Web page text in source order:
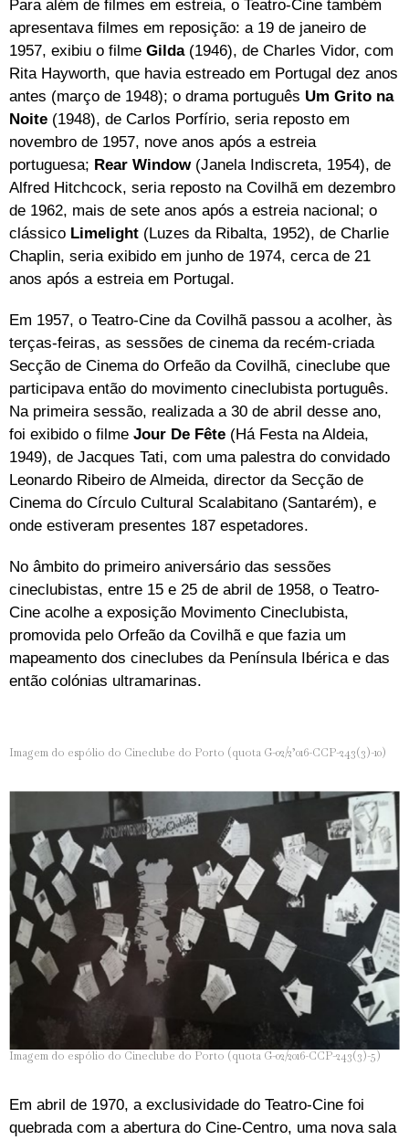
Para além de filmes em estreia, o Teatro-Cine também
apresentava filmes em reposição: a 19 de janeiro de
1957, exibiu o filme Gilda (1946), de Charles Vidor, com
Rita Hayworth, que havia estreado em Portugal dez anos
antes (março de 1948); o drama português Um Grito na
Noite (1948), de Carlos Porfírio, seria reposto em
novembro de 1957, nove anos após a estreia
portuguesa; Rear Window(Janela Indiscreta, 1954), de
Alfred Hitchcock, seria reposto na Covilhã em dezembro
de 1962, mais de sete anos após a estreia nacional; o
clássico Limelight (Luzes da Ribalta, 1952), de Charlie
Chaplin, seria exibido em junho de 1974, cerca de 21
anos após a estreia em Portugal.
Em 1957, o Teatro-Cine da Covilhã passou a acolher, às
terças-feiras, as sessões de cinema da recém-criada
Secção de Cinema do Orfeão da Covilhã, cineclube que
participava então do movimento cineclubista português.
Na primeira sessão, realizada a 30 de abril desse ano,
foi exibido o filme Jour De Fête (Há Festa na Aldeia,
1949), de Jacques Tati, com uma palestra do convidado
Leonardo Ribeiro de Almeida, director da Secção de
Cinema do Círculo Cultural Scalabitano (Santarém), e
onde estiveram presentes 187 espetadores.
No âmbito do primeiro aniversário das sessões
cineclubistas, entre 15 e 25 de abril de 1958, o Teatro-
Cine acolhe a exposição Movimento Cineclubista,
promovida pelo Orfeão da Covilhã e que fazia um
mapeamento dos cineclubes da Península Ibérica e das
então colónias ultramarinas.
Imagem do espólio do Cineclube do Porto (quota G-02/2’016-CCP-243(3)-10)
Imagem do espólio do Cineclube do Porto (quota G-02/2016-CCP-243(3)-5)
Em abril de 1970, a exclusividade do Teatro-Cine foi
quebrada com a abertura do Cine-Centro, uma nova sala